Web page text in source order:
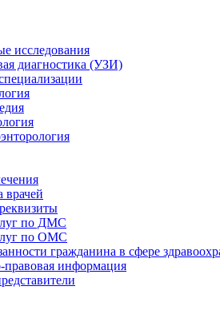
исследования
диагностика (УЗИ)
врачей
по ДМС
по ОМС
гражданина в сфере
информация